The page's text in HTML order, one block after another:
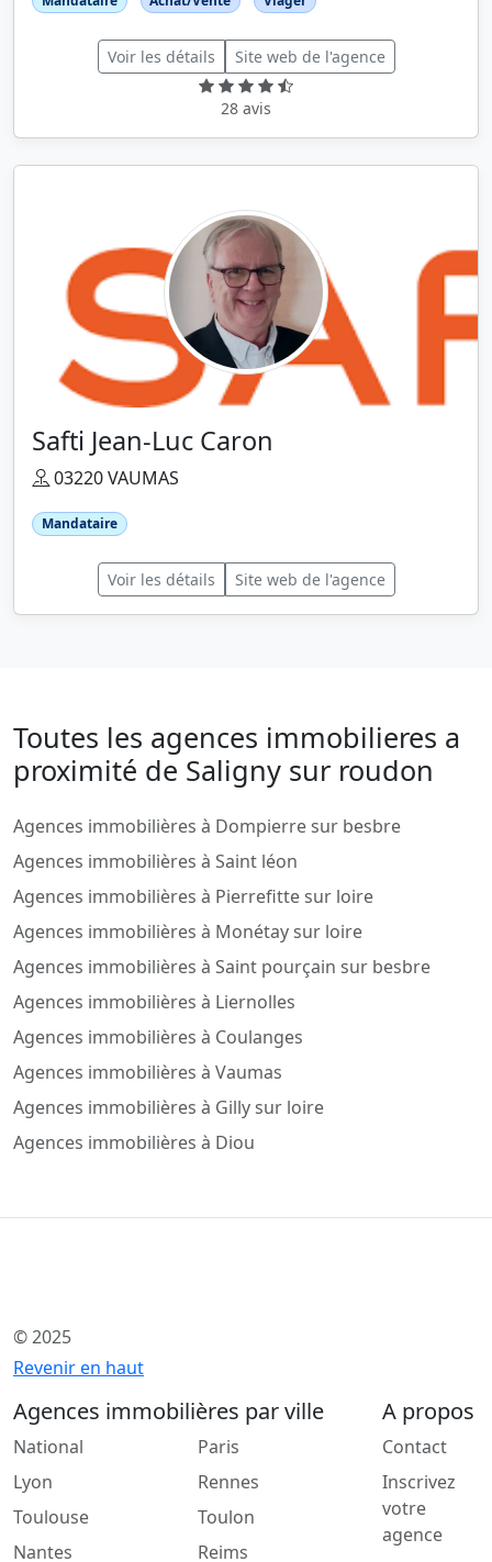
Voir les détails Site web de l'agence
28 avis
Safti Jean-Luc Caron
03220 VAUMAS
Mandataire
Voir les détails Site web de l'agence
Toutes les agences immobilieres a
proximité de Saligny sur roudon
Agences immobilières à Dompierre sur besbre
Agences immobilières à Saint léon
Agences immobilières à Pierrefitte sur loire
Agences immobilières à Monétay sur loire
Agences immobilières à Saint pourçain sur besbre
Agences immobilières à Liernolles
Agences immobilières à Coulanges
Agences immobilières à Vaumas
Agences immobilières à Gilly sur loire
Agences immobilières à Diou
© 2025
Revenir en haut
Agences immobilières par ville
National
Lyon
Toulouse
Nantes
Paris
Rennes
Toulon
Reims
A propos
Contact
Inscrivez
votre
agence